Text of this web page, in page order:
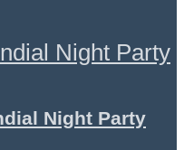
Night Party